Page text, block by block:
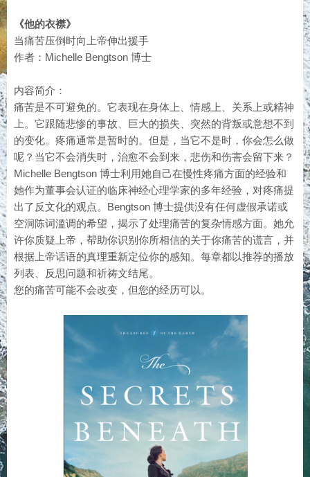
《他的衣襟》
当痛苦压倒时向上帝伸出援手
作者：Michelle Bengtson 博士
内容简介：
痛苦是不可避免的。它表现在身体上、情感上、关系上或精神
上。它跟随悲惨的事故、巨大的损失、突然的背叛或意想不到
的变化。疼痛通常是暂时的。但是，当它不是时，你会怎么做
呢？当它不会消失时，治愈不会到来，悲伤和伤害会留下来？
Michelle Bengtson 博士利用她自己在慢性疼痛方面的经验和
她作为董事会认证的临床神经心理学家的多年经验，对疼痛提
出了反文化的观点。Bengtson 博士提供没有任何虚假承诺或
空洞陈词滥调的希望，揭示了处理痛苦的复杂情感方面。她允
许你质疑上帝，帮助你识别你所相信的关于你痛苦的谎言，并
根据上帝话语的真理重新定位你的感知。每章都以推荐的播放
列表、反思问题和祈祷文结尾。
您的痛苦可能不会改变，但您的经历可以。